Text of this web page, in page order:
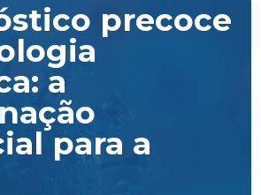
precoce
a
para a